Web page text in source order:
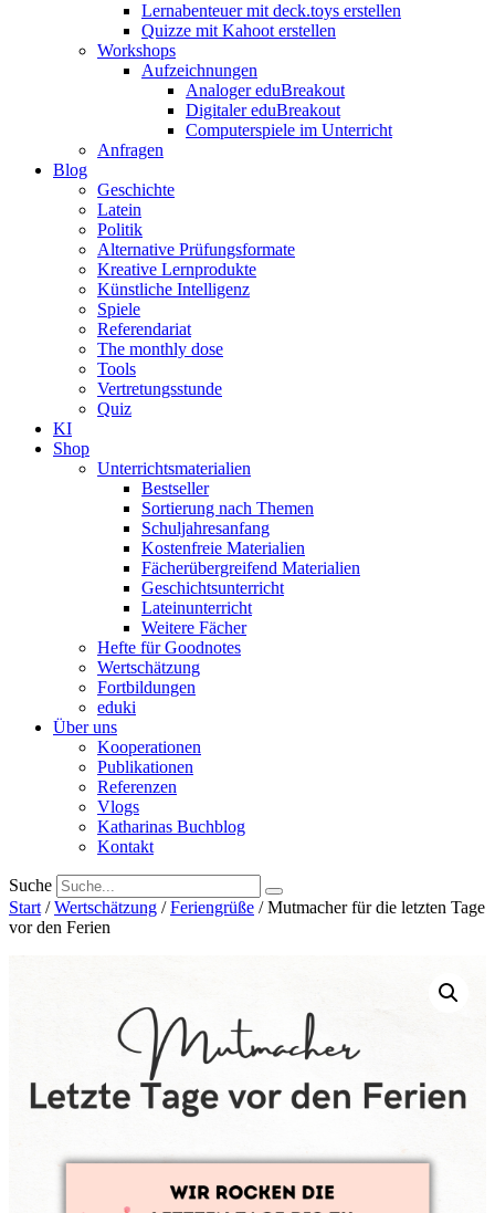
Lernabenteuer mit deck.toys erstellen
Quizze mit Kahoot erstellen
Workshops
Aufzeichnungen
Analoger eduBreakout
Digitaler eduBreakout
Computerspiele im Unterricht
Anfragen
Blog
Geschichte
Latein
Politik
Alternative Prüfungsformate
Kreative Lernprodukte
Künstliche Intelligenz
Spiele
Referendariat
The monthly dose
Tools
Vertretungsstunde
Quiz
KI
Shop
Unterrichtsmaterialien
Bestseller
Sortierung nach Themen
Schuljahresanfang
Kostenfreie Materialien
Fächerübergreifend Materialien
Geschichtsunterricht
Lateinunterricht
Weitere Fächer
Hefte für Goodnotes
Wertschätzung
Fortbildungen
eduki
Über uns
Kooperationen
Publikationen
Referenzen
Vlogs
Katharinas Buchblog
Kontakt
Suche
Start /Wertschätzung /Feriengrüße / Mutmacher für die letzten Tage
vor den Ferien